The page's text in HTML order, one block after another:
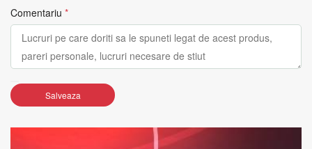
Comentariu *
Salveaza